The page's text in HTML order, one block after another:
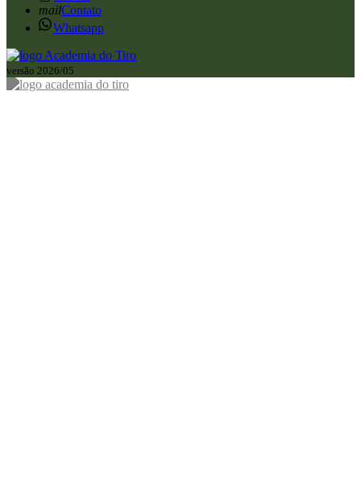
mailContato
Whatsapp
versão 2026/05